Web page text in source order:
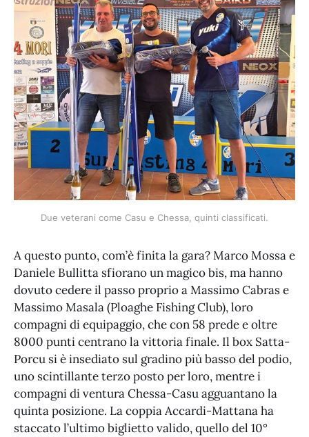
Due veterani come Casu e Chessa, quinti classificati.
A questo punto, com’è finita la gara? Marco Mossa e
Daniele Bullitta sfiorano un magico bis, ma hanno
dovuto cedere il passo proprio a Massimo Cabras e
Massimo Masala (Ploaghe Fishing Club), loro
compagni di equipaggio, che con 58 prede e oltre
8000 punti centrano la vittoria finale. Il box Satta-
Porcu si è insediato sul gradino più basso del podio,
uno scintillante terzo posto per loro, mentre i
compagni di ventura Chessa-Casu agguantano la
quinta posizione. La coppia Accardi-Mattana ha
staccato l’ultimo biglietto valido, quello del 10°